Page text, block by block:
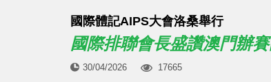
國際體記AIPS大會洛桑舉行
國際排聯會長盛讚澳門辦
30/04/2026 17665